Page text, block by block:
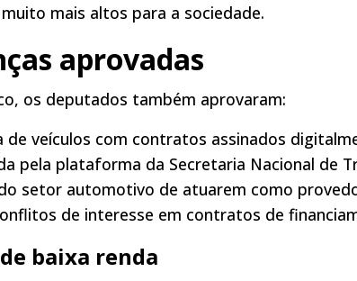
mais altos para a sociedade.
aprovadas
os deputados também aprovaram:
de veículos com contratos assinados
pela plataforma da Secretaria Nacional de
setor automotivo de atuarem como
de interesse em contratos de
baixa renda